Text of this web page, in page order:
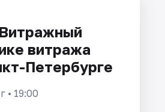
витража
Петербурге
• 19:00